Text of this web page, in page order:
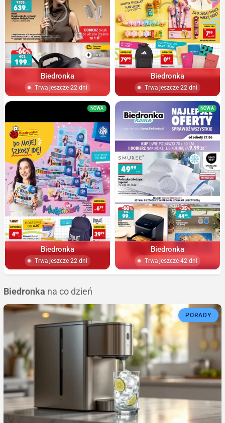
Biedronka
Trwa jeszcze 22 dni
Biedronka
Trwa jeszcze 22 dni
NOWA
Biedronka
Trwa jeszcze 22 dni
NOWA
Biedronka
Trwa jeszcze 42 dni
Biedronka na co dzień
PORADY